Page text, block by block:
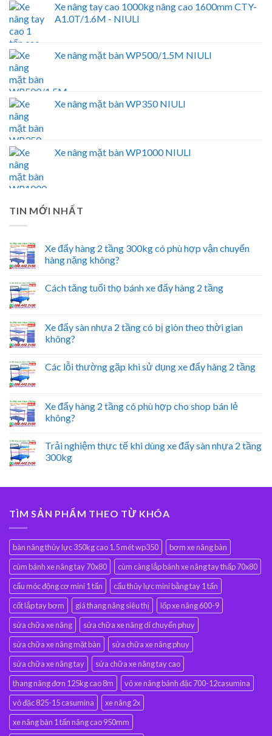
Xe nâng tay cao 1000kg nâng cao 1600mm CTY-
A1.0T/1.6M - NIULI
Xe nâng mặt bàn WP500/1.5M NIULI
Xe nâng mặt bàn WP350 NIULI
Xe nâng mặt bàn WP1000 NIULI
TIN MỚI NHẤT
Xe đẩy hàng 2 tầng 300kg có phù hợp vận chuyển
hàng nặng không?
Cách tăng tuổi thọ bánh xe đẩy hàng 2 tầng
Xe đẩy sàn nhựa 2 tầng có bị giòn theo thời gian
không?
Các lỗi thường gặp khi sử dụng xe đẩy hàng 2 tầng
Xe đẩy hàng 2 tầng có phù hợp cho shop bán lẻ
không?
Trải nghiệm thực tế khi dùng xe đẩy sàn nhựa 2 tầng
300kg
TÌM SẢN PHẨM THEO TỪ KHÓA
bàn nâng thủy lực 350kg cao 1.5 mét wp350
bơm xe nâng bàn
cùm bánh xe nâng tay 70x80
cùm càng lắp bánh xe nâng tay thấp 70x80
cẩu móc động cơ mini 1 tấn
cẩu thủy lực mini bằng tay 1 tấn
cốt lắp tay bơm
giá thang nâng siêu thị
lốp xe nâng 600-9
sửa chữa xe nâng
sửa chữa xe nâng di chuyển phuy
sửa chữa xe nâng mặt bàn
sửa chữa xe nâng phuy
sửa chữa xe nâng tay
sửa chữa xe nâng tay cao
thang nâng đơn 125kg cao 8m
vỏ xe nâng bánh đặc 700-12casumina
vỏ đặc 825-15 casumina
xe nâng 2x
xe nâng bàn 1 tấn nâng cao 950mm